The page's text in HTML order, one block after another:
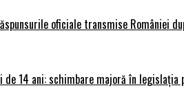
oficiale transmise României
de 14 ani: schimbare majoră în